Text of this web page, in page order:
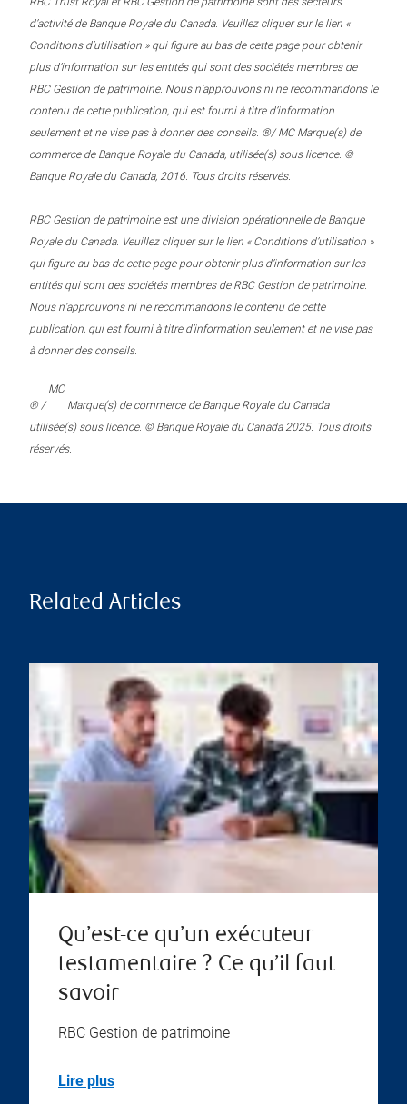
d’activité de Banque Royale du Canada. Veuillez cliquer sur le lien «
Conditions d’utilisation » qui figure au bas de cette page pour obtenir
plus d’information sur les entités qui sont des sociétés membres de
RBC Gestion de patrimoine. Nous n’approuvons ni ne recommandons le
contenu de cette publication, qui est fourni à titre d’information
seulement et ne vise pas à donner des conseils. ®/ MC Marque(s) de
commerce de Banque Royale du Canada, utilisée(s) sous licence. ©
Banque Royale du Canada, 2016. Tous droits réservés.
RBC Gestion de patrimoine est une division opérationnelle de Banque
Royale du Canada. Veuillez cliquer sur le lien « Conditions d’utilisation »
qui figure au bas de cette page pour obtenir plus d’information sur les
entités qui sont des sociétés membres de RBC Gestion de patrimoine.
Nous n’approuvons ni ne recommandons le contenu de cette
publication, qui est fourni à titre d’information seulement et ne vise pas
à donner des conseils.
® /
MC
Marque(s) de commerce de Banque Royale du Canada
utilisée(s) sous licence. © Banque Royale du Canada 2025. Tous droits
réservés.
Related Articles
Qu’est-ce qu’un exécuteur
testamentaire ? Ce qu’il faut
savoir
RBC Gestion de patrimoine
Lire plus